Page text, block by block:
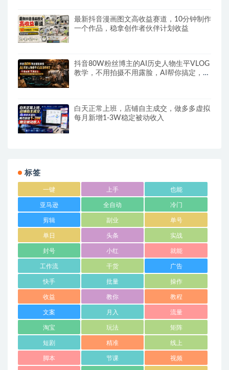
最新抖音漫画图文高收益赛道，10分钟制作
一个作品，稳拿创作者伙伴计划收益
抖音80W粉丝博主的AI历史人物生平VLOG
教学，不用拍摄不用露脸，AI帮你搞定，轻
白天正常上班，店铺自主成交，做多多虚拟
每月新增1-3W稳定被动收入
标签
一键 上手 也能
亚马逊 全自动 冷门
剪辑 副业 单号
单日 头条 实战
封号 小红 就能
工作流 干货 广告
快手 批量 操作
收益 教你 教程
文案 月入 流量
淘宝 玩法 矩阵
短剧 精准 线上
脚本 节课 视频